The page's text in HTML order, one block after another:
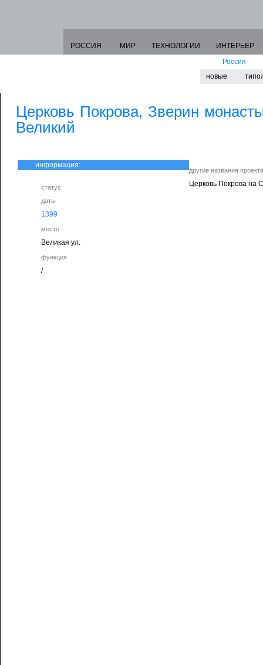
РОССИЯ МИР ТЕХНОЛОГИИ
ИНТЕРЬЕР
Россия
новые
Церковь Покрова, Зверин
Великий
информация:
статус
даты
1399
место
Великая ул.
функция
/
другие названия проекта
Церковь Покрова на